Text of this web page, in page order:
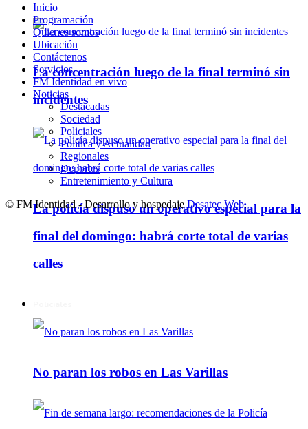
La concentración luego de la final terminó sin
incidentes
La policía dispuso un operativo especial para la
final del domingo: habrá corte total de varias
calles
No paran los robos en Las Varillas
Inicio
Programación
Quienes somos
Ubicación
Contáctenos
Servicios
FM Identidad en vivo
Noticias
Destacadas
Sociedad
Policiales
Política y Actualidad
Regionales
Deportes
Entretenimiento y Cultura
© FM Identidad - Desarrollo y hospedajeDesatec Web.